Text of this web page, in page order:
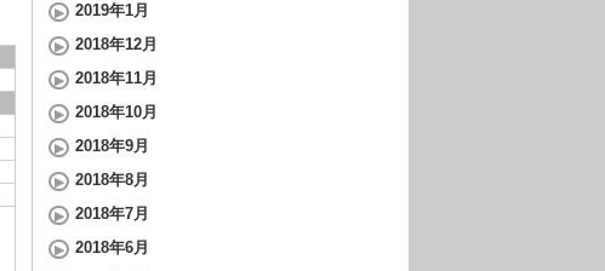
2019年1月
2018年12月
2018年11月
2018年10月
2018年9月
2018年8月
2018年7月
2018年6月